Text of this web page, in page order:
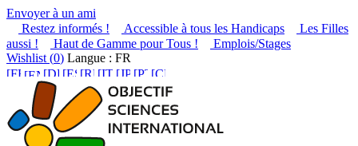
Envoyer à un ami
Restez informés !
Accessible à tous les Handicaps
Les Filles
aussi !
Haut de Gamme pour Tous !
Emplois/Stages
Wishlist (0) Langue : FR